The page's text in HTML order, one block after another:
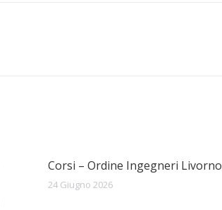
Corsi – Ordine Ingegneri Livorno
24 Giugno 2026